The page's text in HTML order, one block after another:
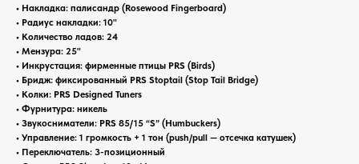
• Накладка: палисандр (Rosewood Fingerboard)
• Радиус накладки: 10"
• Количество ладов: 24
• Мензура: 25"
• Инкрустация: фирменные птицы PRS (Birds)
• Бридж: фиксированный PRS Stoptail (Stop Tail Bridge)
• Колки: PRS Designed Tuners
• Фурнитура: никель
• Звукосниматели: PRS 85/15 “S” (Humbuckers)
• Управление: 1 громкость + 1 тон (push/pull — отсечка катушек)
• Переключатель: 3-позиционный